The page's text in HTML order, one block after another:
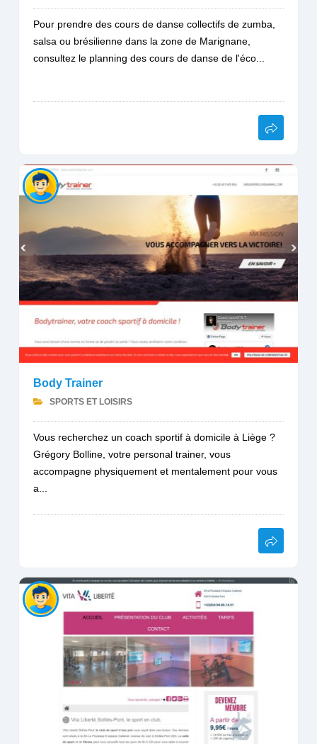
Pour prendre des cours de danse collectifs de zumba,
salsa ou brésilienne dans la zone de Marignane,
consultez le planning des cours de danse de l'éco...
Body Trainer
SPORTS ET LOISIRS
Vous recherchez un coach sportif à domicile à Liège ?
Grégory Bolline, votre personal trainer, vous
accompagne physiquement et mentalement pour vous
a...